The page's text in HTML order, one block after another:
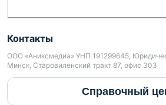
Контакты
ООО «Аниксмедиа» УНП 191299645,
Минск, Старовиленский тракт 87, офис 303
Справочный